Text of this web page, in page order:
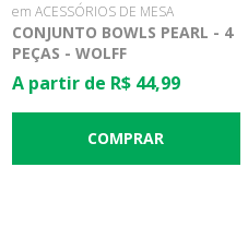
em ACESSÓRIOS DE MESA
CONJUNTO BOWLS PEARL - 4
PEÇAS - WOLFF
A partir de R$ 44,99